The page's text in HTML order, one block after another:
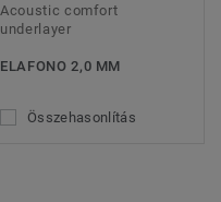
Acoustic comfort
underlayer
ELAFONO 2,0 MM
Összehasonlítás